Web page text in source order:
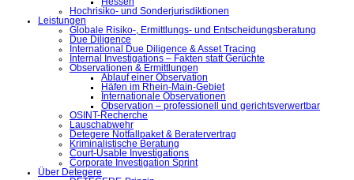
Hochrisiko- und Sonderjurisdiktionen
Leistungen
Globale Risiko-, Ermittlungs- und Entscheidungsberatung
Due Diligence
International Due Diligence & Asset Tracing
Internal Investigations – Fakten statt Gerüchte
Observationen & Ermittlungen
Ablauf einer Observation
Häfen im Rhein-Main-Gebiet
Internationale Observationen
Observation – professionell und gerichtsverwertbar
OSINT-Recherche
Lauschabwehr
Detegere Notfallpaket & Beratervertrag
Kriminalistische Beratung
Court-Usable Investigations
Corporate Investigation Sprint
Über Detegere